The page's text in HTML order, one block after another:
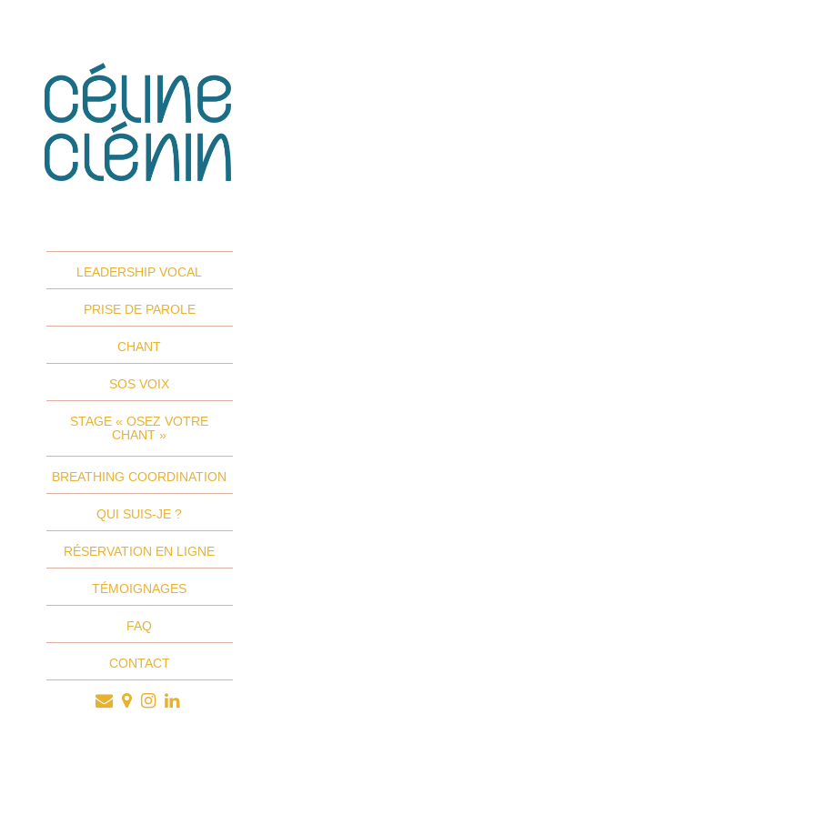
LEADERSHIP VOCAL
PRISE DE PAROLE
CHANT
SOS VOIX
STAGE « OSEZ VOTRE
CHANT »
BREATHING COORDINATION
QUI SUIS-JE ?
RÉSERVATION EN LIGNE
TÉMOIGNAGES
FAQ
CONTACT